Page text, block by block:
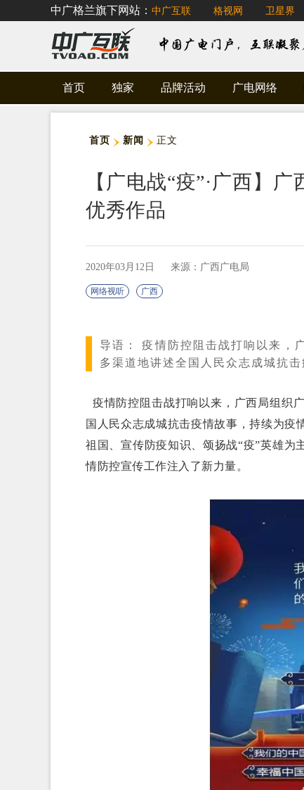
中广格兰旗下网站： 中广互联 格视网 卫星界
首页 独家 品牌活动 广电网络
首页 新闻 正文
【广电战“疫”·广西】
优秀作品
2020年03月12日 来源：广西广电局
网络视听 广西
导语：
疫情防控阻击战打响以来，
多渠道地讲述全国人民众志成城抗
疫情防控阻击战打响以来，广西局组织
国人民众志成城抗击疫情故事，持续为疫
祖国、宣传防疫知识、颂扬战“疫”英雄为
情防控宣传工作注入了新力量。